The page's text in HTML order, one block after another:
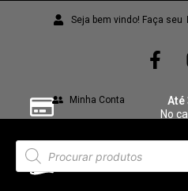
Seja bem vindo! Faça seu
Minha Conta
Até
No